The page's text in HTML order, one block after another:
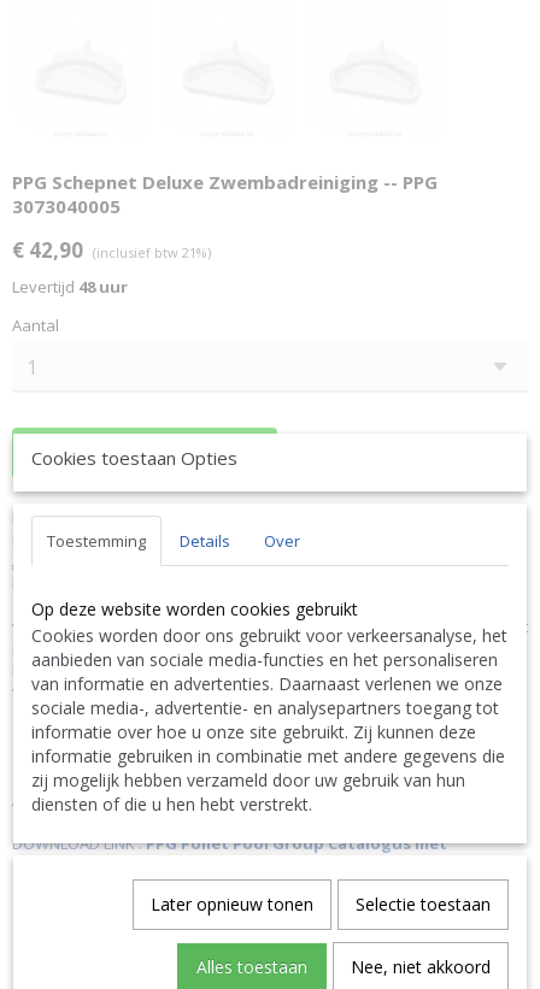
PPG Schepnet Deluxe Zwembadreiniging -- PPG
3073040005
€ 42,90 (inclusief btw 21%)
Levertijd 48 uur
Aantal
In winkelwagen
PPG Schepnet Deluxe Zwembadreiniging
PPG 3073040005
ALGEMEEN
aan het wateroppervlak als op de bodem van het zwembad. De
voorrand brengt vuil in beweging om dit eenvoudig op te vangen in het
netje. Geschikt voor alle zwembaden. De vuil- en bladvanger is ook
bruikbaar om drijvende onzuiverheden in waterpartijen en vijvers te
verwijderen.
Link naar de website van de fabrikant:
https://shop.polletpoolgroup.eu/nl-be/
Alle informatie vindt u in de complete PPG Pollet Pool Group
DOWNLOAD LINK :PPG Pollet Pool Group Catalogus met
N'hésitez pas à nous contacter. Nous livrons également à
Don't hesitate to contact us. We also deliver also abroad.
ins Ausland. TEL: 0032 9 378 24 30 or Mail:
Cookies toestaan Opties
Toestemming Details Over
Op deze website worden cookies gebruikt
Cookies worden door ons gebruikt voor verkeersanalyse, het
aanbieden van sociale media-functies en het personaliseren
van informatie en advertenties. Daarnaast verlenen we onze
sociale media-, advertentie- en analysepartners toegang tot
informatie over hoe u onze site gebruikt. Zij kunnen deze
informatie gebruiken in combinatie met andere gegevens die
zij mogelijk hebben verzameld door uw gebruik van hun
diensten of die u hen hebt verstrekt.
Later opnieuw tonen Selectie toestaan
Alles toestaan Nee, niet akkoord